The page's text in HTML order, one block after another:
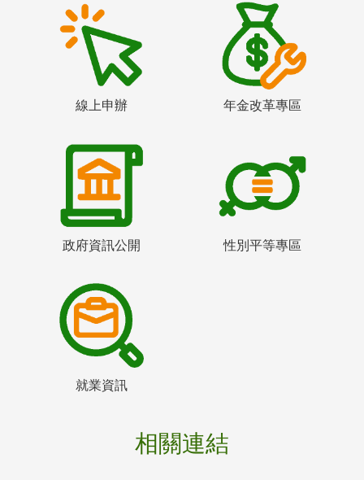
線上申辦 年金改革專區
政府資訊公開 性別平等專區
就業資訊
相關連結